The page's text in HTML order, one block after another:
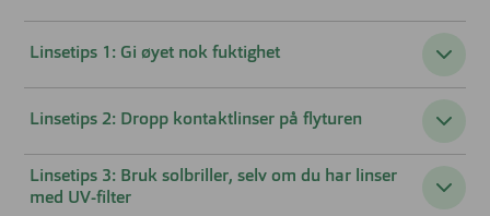
Linsetips 1: Gi øyet nok fuktighet
Linsetips 2: Dropp kontaktlinser på flyturen
Linsetips 3: Bruk solbriller, selv om du har linser
med UV-filter